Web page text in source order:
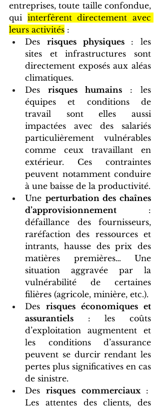
entreprises, toute taille confondue,
qui interfèrent directement avec
leurs activités :
Des risques physiques : les
sites et infrastructures sont
directement exposés aux aléas
climatiques.
Des risques humains : les
équipes et conditions de
travail sont elles aussi
impactées avec des salariés
particulièrement vulnérables
comme ceux travaillant en
extérieur. Ces contraintes
peuvent notamment conduire
à une baisse de la productivité.
Une perturbation des chaînes
d’approvisionnement :
défaillance des fournisseurs,
raréfaction des ressources et
intrants, hausse des prix des
matières premières… Une
situation aggravée par la
vulnérabilité de certaines
filières (agricole, minière, etc.).
Des risques économiques et
assurantiels : les coûts
d’exploitation augmentent et
les conditions d’assurance
peuvent se durcir rendant les
pertes plus significatives en cas
de sinistre.
Des risques commerciaux :
Les attentes des clients, des